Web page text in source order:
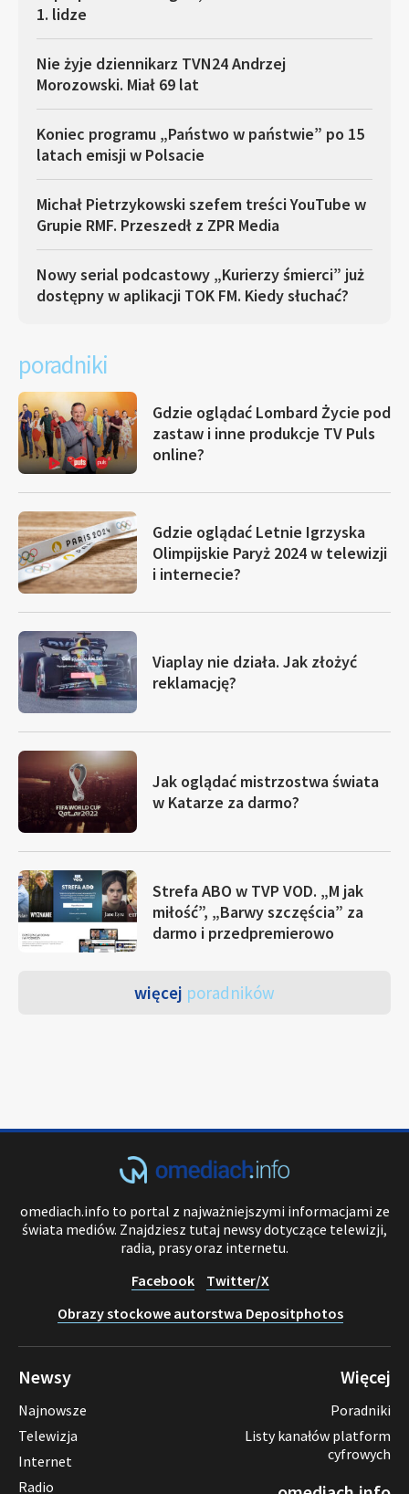
1. lidze
Nie żyje dziennikarz TVN24 Andrzej
Morozowski. Miał 69 lat
Koniec programu „Państwo w państwie” po 15
latach emisji w Polsacie
Michał Pietrzykowski szefem treści YouTube w
Grupie RMF. Przeszedł z ZPR Media
Nowy serial podcastowy „Kurierzy śmierci” już
dostępny w aplikacji TOK FM. Kiedy słuchać?
poradniki
Gdzie oglądać Lombard Życie pod
zastaw i inne produkcje TV Puls
online?
Gdzie oglądać Letnie Igrzyska
Olimpijskie Paryż 2024 w telewizji
i internecie?
Viaplay nie działa. Jak złożyć
reklamację?
Jak oglądać mistrzostwa świata
w Katarze za darmo?
Strefa ABO w TVP VOD. „M jak
miłość”, „Barwy szczęścia” za
darmo i przedpremierowo
więcej poradników
omediach.info to portal z najważniejszymi informacjami ze
świata mediów. Znajdziesz tutaj newsy dotyczące telewizji,
radia, prasy oraz internetu.
Facebook
Twitter/X
Obrazy stockowe autorstwa Depositphotos
Newsy
Najnowsze
Telewizja
Internet
Radio
Więcej
Poradniki
Listy kanałów platform
cyfrowych